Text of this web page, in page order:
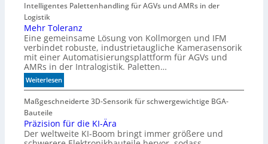
n
g
s
p
e
e
d
i
m
A
u
a
Intelligentes Palettenhandling für AGVs und AMRs in der
Logistik
Mehr Toleranz
Eine gemeinsame Lösung von Kollmorgen und IFM
verbindet robuste, industrietaugliche Kamerasensorik
mit einer Automatisierungsplattform für AGVs und
AMRs in der Intralogistik. Paletten…
Weiterlesen:
M
e
r
T
Maßgeschneiderte 3D-Sensorik für schwergewichtige BGA-
Bauteile
Präzision für die KI-Ära
Der weltweite KI-Boom bringt immer größere und